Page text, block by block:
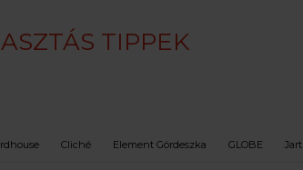
TIPPEK
Cliché Element Gördeszka GLOBE Jart